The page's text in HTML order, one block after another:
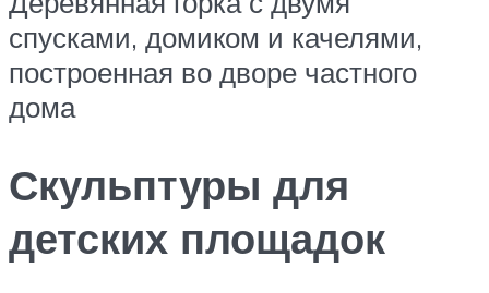
спусками, домиком и качелями,
построенная во дворе частного
дома
Скульптуры для
детских площадок